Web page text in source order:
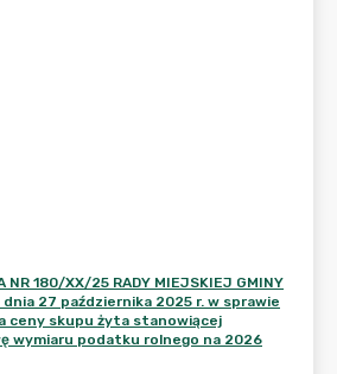
NR 180/XX/25 RADY MIEJSKIEJ GMINY
dnia 27 października 2025 r. w sprawie
ceny skupu żyta stanowiącej
wymiaru podatku rolnego na 2026